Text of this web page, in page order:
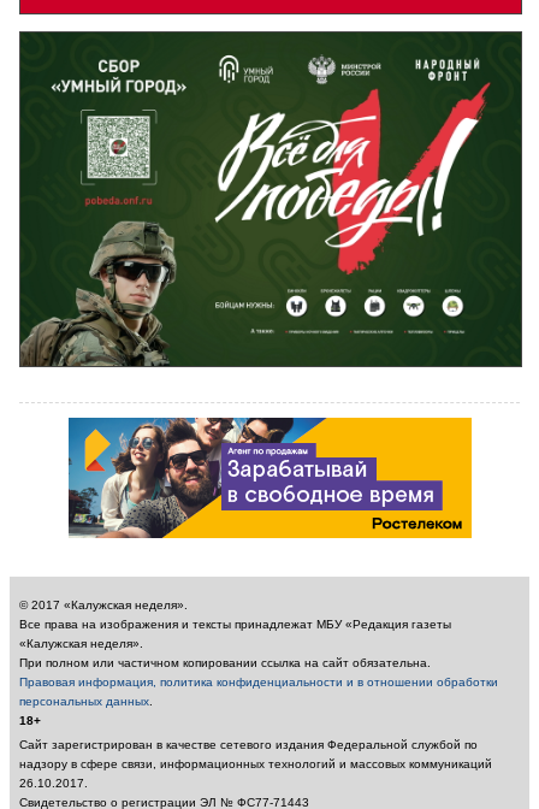
© 2017 «Калужская неделя».
Все права на изображения и тексты принадлежат МБУ «Редакция газеты
«Калужская неделя».
При полном или частичном копировании ссылка на сайт обязательна.
Правовая информация, политика конфиденциальности и в отношении обработки
персональных данных
18+
Сайт зарегистрирован в качестве сетевого издания Федеральной службой по
надзору в сфере связи, информационных технологий и массовых коммуникаций
26.10.2017.
Свидетельство о регистрации ЭЛ № ФС77-71443